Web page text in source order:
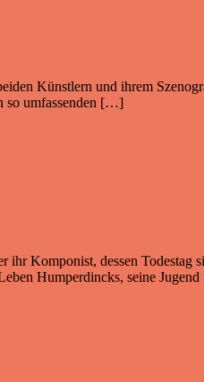
Künstlern und ihrem
so umfassenden […]
Komponist, dessen Todestag
Humperdincks, seine